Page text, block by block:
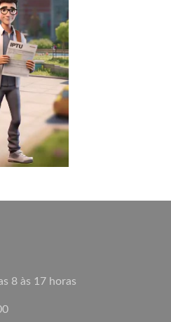
8 às 17 horas